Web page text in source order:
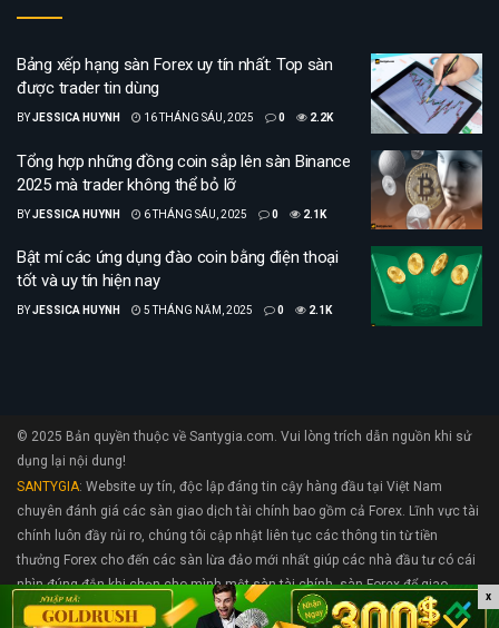
Bảng xếp hạng sàn Forex uy tín nhất: Top sàn
được trader tin dùng
BYJESSICA HUYNH 16 THÁNG SÁU, 2025 0 2.2K
Tổng hợp những đồng coin sắp lên sàn Binance
2025 mà trader không thể bỏ lỡ
BYJESSICA HUYNH 6 THÁNG SÁU, 2025 0 2.1K
Bật mí các ứng dụng đào coin bằng điện thoại
tốt và uy tín hiện nay
BYJESSICA HUYNH 5 THÁNG NĂM, 2025 0 2.1K
© 2025 Bản quyền thuộc về Santygia.com. Vui lòng trích dẫn nguồn khi sử
dụng lại nội dung!
SANTYGIA: Website uy tín, độc lập đáng tin cậy hàng đầu tại Việt Nam
chuyên đánh giá các sàn giao dịch tài chính bao gồm cả Forex. Lĩnh vực tài
chính luôn đầy rủi ro, chúng tôi cập nhật liên tục các thông tin từ tiền
thưởng Forex cho đến các sàn lừa đảo mới nhất giúp các nhà đầu tư có cái
nhìn đúng đắn khi chọn cho mình một sàn tài chính, sàn Forex để giao
dịch.. Nếu bạn cần hỗ trợ hãy liên hệ với chúng tôi tại
x